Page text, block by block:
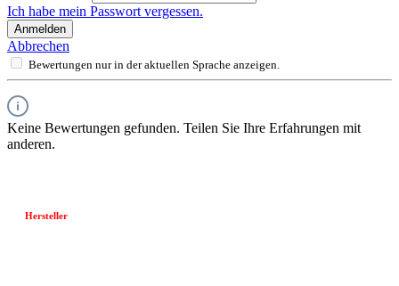
Ich habe mein Passwort vergessen.
Anmelden
Abbrechen
Bewertungen nur in der aktuellen Sprache anzeigen.
Keine Bewertungen gefunden. Teilen Sie Ihre Erfahrungen mit
anderen.
Hersteller